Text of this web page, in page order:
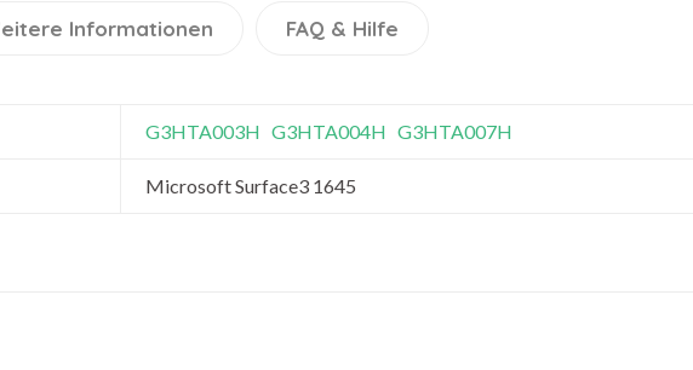
Informationen FAQ & Hilfe
G3HTA003H G3HTA004H G3HTA007H
Microsoft Surface3 1645